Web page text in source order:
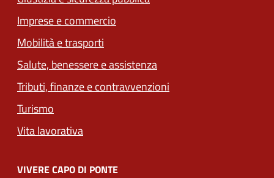
Imprese e commercio
Mobilità e trasporti
Salute, benessere e assistenza
Tributi, finanze e contravvenzioni
Turismo
Vita lavorativa
VIVERE CAPO DI PONTE